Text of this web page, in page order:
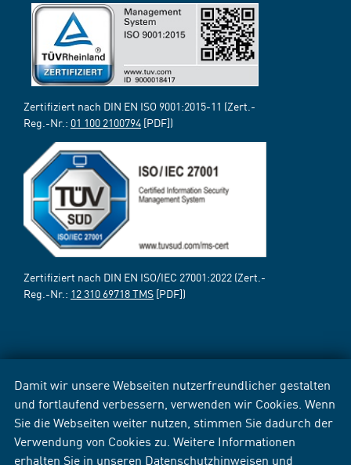
Damit wir unsere Webseiten nutzerfreundlicher gestalten
und fortlaufend verbessern, verwenden wir Cookies. Wenn
Sie die Webseiten weiter nutzen, stimmen Sie dadurch der
Verwendung von Cookies zu. Weitere Informationen
erhalten Sie in unseren Datenschutzhinweisen und
Zertifiziert nach DIN EN ISO 9001:2015-11 (Zert.-
Reg.-Nr.: 01 100 2100794 [PDF])
Zertifiziert nach DIN EN ISO/IEC 27001:2022 (Zert.-
Reg.-Nr.: 12 310 69718 TMS [PDF])